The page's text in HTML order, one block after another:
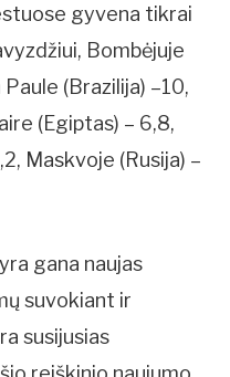
gyvena tikrai
Bombėjuje
(Brazilija) –10,
(Egiptas) – 6,8,
Maskvoje (Rusija) –
gana naujas
suvokiant ir
susijusias